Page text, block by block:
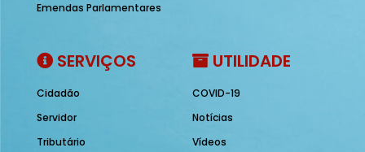
Emendas Parlamentares
SERVIÇOS
Cidadão
Servidor
Tributário
UTILIDADE
COVID-19
Notícias
Vídeos